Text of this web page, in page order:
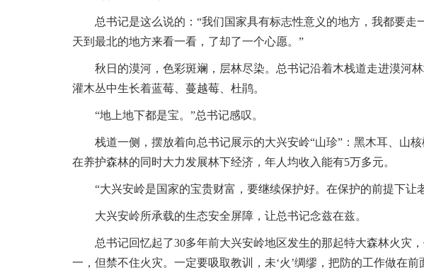
总书记是这么说的：“我们国家具有标志性意义的地方，我都要走
天到最北的地方来看一看，了却了一个心愿。”
秋日的漠河，色彩斑斓，层林尽染。总书记沿着木栈道走进漠河
灌木丛中生长着蓝莓、蔓越莓、杜鹃。
“地上地下都是宝。”总书记感叹。
栈道一侧，摆放着向总书记展示的大兴安岭“山珍”：黑木耳、
在养护森林的同时大力发展林下经济，年人均收入能有5万多元。
“大兴安岭是国家的宝贵财富，要继续保护好。在保护的前提下
大兴安岭所承载的生态安全屏障，让总书记念兹在兹。
总书记回忆起了30多年前大兴安岭地区发生的那起特大森林火灾
一，但禁不住火灾。一定要吸取教训，未‘火’绸缪，把防的工作做在